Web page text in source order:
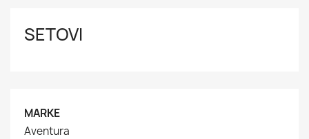
SETOVI
MARKE
Aventura